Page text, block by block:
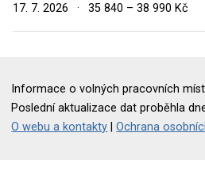
17. 7. 2026
· 35 840 – 38 990 Kč
Informace o volných pracovních
Poslední aktualizace dat proběhla
O webu a kontakty |Ochrana